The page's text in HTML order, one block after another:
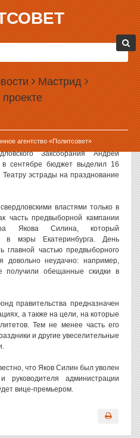
Мастрид
агентство «Политсовет»
ОБОШЕЛСЯ
который, по сути, был
единоросса Якова Силина,
в 16 миллионов рублей.
фонда правительства.
Резервного фондаопубликовалв
Заксобрания Андрей
в сентябре бюджет выделил 16
эстрады на празднование
властями только в
часть предвыборной кампании
Якова Силина, который
в мэры Екатеринбурга. День
главной частью предвыборного
довольно неудачно: например,
получили обещанные скидки в
правительства предназначен
а также на цели, на которые
Тем не менее часть его
и другие увеселительные
что Яков Силин был уволен
руководителя администрации
вице-премьером.